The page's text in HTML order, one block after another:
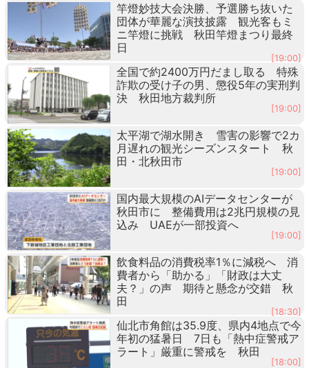
竿燈妙技大会決勝、予選勝ち抜いた
団体が華麗な演技披露 観光客もミ
ニ竿燈に挑戦 秋田竿燈まつり最終
日
[19:00]
全国で約2400万円だまし取る 特殊
詐欺の受け子の男、懲役5年の実刑判
決 秋田地方裁判所
[19:00]
太平湖で湖水開き 雪害の影響で2カ
月遅れの観光シーズンスタート 秋
田・北秋田市
[19:00]
国内最大規模のAIデータセンターが
秋田市に 整備費用は2兆円規模の見
込み UAEが一部投資へ
[19:00]
飲食料品の消費税率1％に減税へ 消
費者から「助かる」「財政は大丈
夫？」の声 期待と懸念が交錯 秋
田
[18:30]
仙北市角館は35.9度、県内4地点で今
年初の猛暑日 7日も「熱中症警戒ア
ラート」厳重に警戒を 秋田
[18:00]